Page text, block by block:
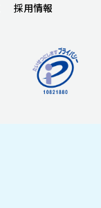
採用情報